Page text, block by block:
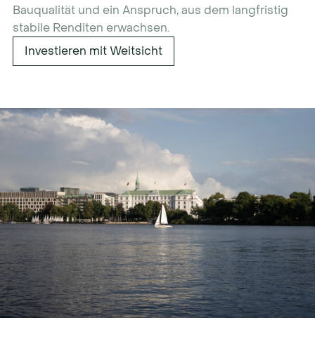
Bauqualität und ein Anspruch, aus dem langfristig
stabile Renditen erwachsen.
Investieren mit Weitsicht